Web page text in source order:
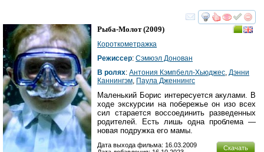
смотреть
Рыба-Молот(2009)
Короткометражка
Режиссер: Сэмюэл Донован
В ролях: Антония Кэмпбелл-Хьюджес, Дэнни
Каннингэм, Паула Дженнингс
Маленький Борис интересуется акулами. В
ходе экскурсии на побережье он изо всех
сил старается воссоединить разведенных
родителей. Есть лишь одна проблема —
новая подружка его мамы.
Скачать
Дата выхода фильма: 16.03.2009